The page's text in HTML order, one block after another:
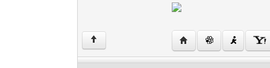
↑ Yazarın web sitesini